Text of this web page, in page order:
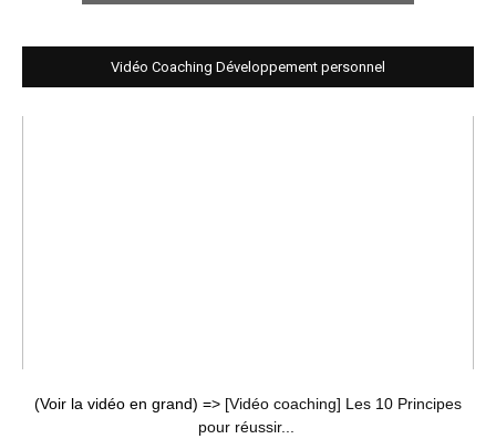
Vidéo Coaching Développement personnel
(Voir la vidéo en grand) => [Vidéo coaching] Les 10 Principes
pour réussir...